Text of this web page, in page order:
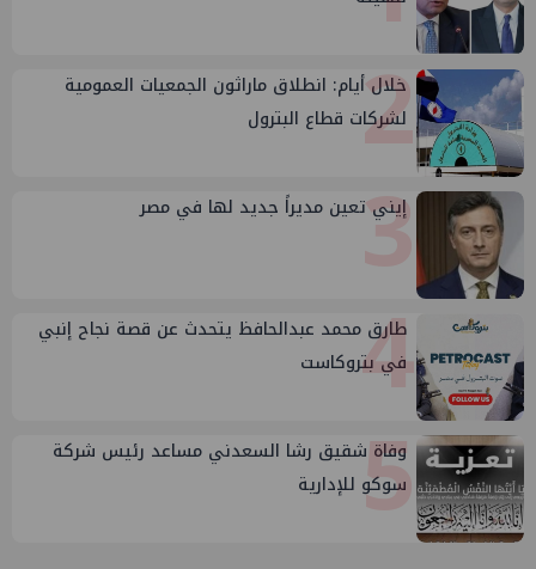
2
خلال أيام: انطلاق ماراثون الجمعيات العمومية
لشركات قطاع البترول
3
إيني تعين مديراً جديد لها في مصر
4
طارق محمد عبدالحافظ يتحدث عن قصة نجاح إنبي
في بتروكاست
5
وفاة شقيق رشا السعدني مساعد رئيس شركة
سوكو للإدارية